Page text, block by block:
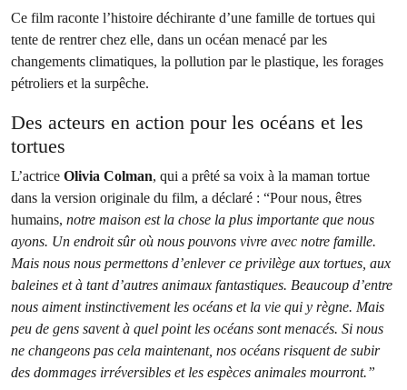
Ce film raconte l’histoire déchirante d’une famille de tortues qui
tente de rentrer chez elle, dans un océan menacé par les
changements climatiques, la pollution par le plastique, les forages
pétroliers et la surpêche.
Des acteurs en action pour les océans et les
tortues
L’actrice Olivia Colman, qui a prêté sa voix à la maman tortue
dans la version originale du film, a déclaré : “Pour nous, êtres
humains, notre maison est la chose la plus importante que nous
ayons. Un endroit sûr où nous pouvons vivre avec notre famille.
Mais nous nous permettons d’enlever ce privilège aux tortues, aux
baleines et à tant d’autres animaux fantastiques. Beaucoup d’entre
nous aiment instinctivement les océans et la vie qui y règne. Mais
peu de gens savent à quel point les océans sont menacés. Si nous
ne changeons pas cela maintenant, nos océans risquent de subir
des dommages irréversibles et les espèces animales mourront.”